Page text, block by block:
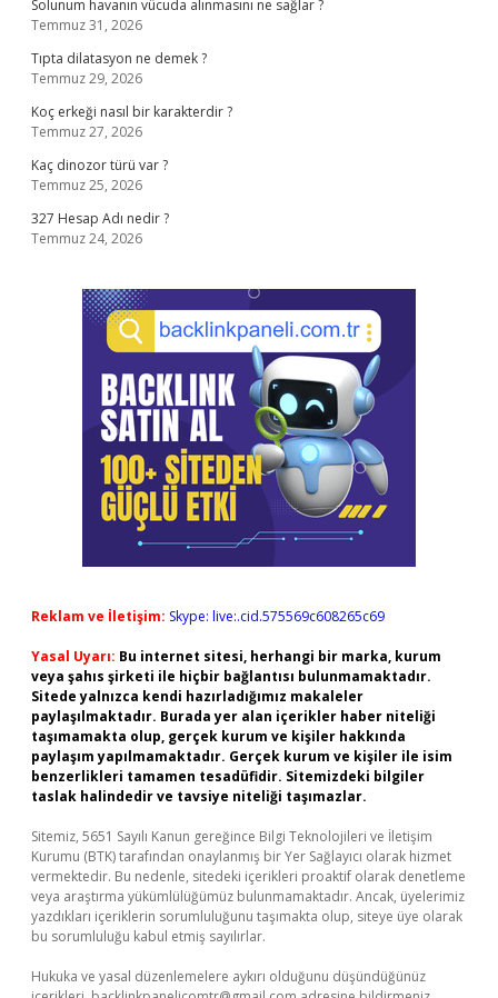
Solunum havanın vücuda alınmasını ne sağlar ?
Temmuz 31, 2026
Tıpta dilatasyon ne demek ?
Temmuz 29, 2026
Koç erkeği nasıl bir karakterdir ?
Temmuz 27, 2026
Kaç dinozor türü var ?
Temmuz 25, 2026
327 Hesap Adı nedir ?
Temmuz 24, 2026
Reklam ve İletişim: Skype: live:.cid.575569c608265c69
Yasal Uyarı: Bu internet sitesi, herhangi bir marka, kurum
veya şahıs şirketi ile hiçbir bağlantısı bulunmamaktadır.
Sitede yalnızca kendi hazırladığımız makaleler
paylaşılmaktadır. Burada yer alan içerikler haber niteliği
taşımamakta olup, gerçek kurum ve kişiler hakkında
paylaşım yapılmamaktadır. Gerçek kurum ve kişiler ile isim
benzerlikleri tamamen tesadüfidir. Sitemizdeki bilgiler
taslak halindedir ve tavsiye niteliği taşımazlar.
Sitemiz, 5651 Sayılı Kanun gereğince Bilgi Teknolojileri ve İletişim
Kurumu (BTK) tarafından onaylanmış bir Yer Sağlayıcı olarak hizmet
vermektedir. Bu nedenle, sitedeki içerikleri proaktif olarak denetleme
veya araştırma yükümlülüğümüz bulunmamaktadır. Ancak, üyelerimiz
yazdıkları içeriklerin sorumluluğunu taşımakta olup, siteye üye olarak
bu sorumluluğu kabul etmiş sayılırlar.
Hukuka ve yasal düzenlemelere aykırı olduğunu düşündüğünüz